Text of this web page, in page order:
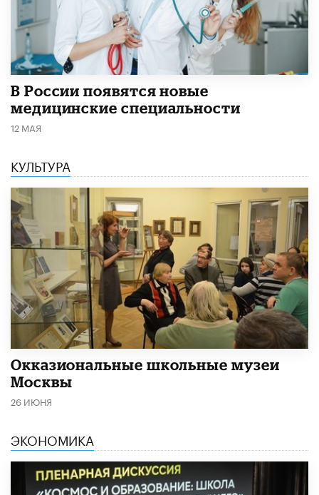
В России появятся новые
медицинские специальности
12 МАЯ
КУЛЬТУРА
​Окказиональные школьные музеи
Москвы
26 ИЮНЯ
ЭКОНОМИКА